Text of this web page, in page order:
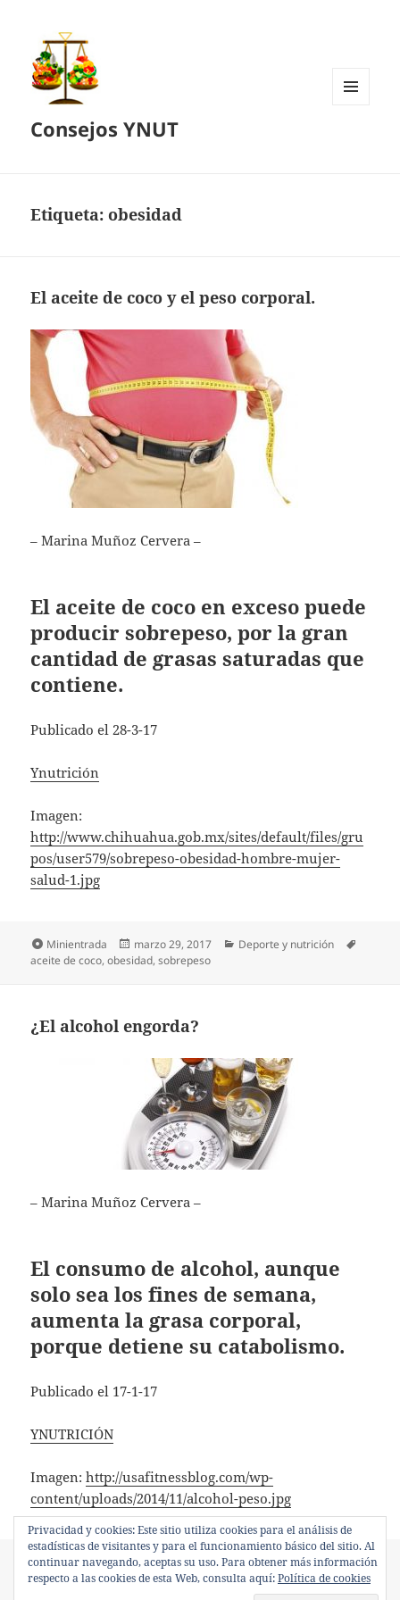
Consejos YNUT
Etiqueta:obesidad
El aceite de coco y el peso corporal.
– Marina Muñoz Cervera –
El aceite de coco en exceso puede
producir sobrepeso, por la gran
cantidad de grasas saturadas que
contiene.
Publicado el 28-3-17
Ynutrición
Imagen:
http://www.chihuahua.gob.mx/sites/default/files/gru
pos/user579/sobrepeso-obesidad-hombre-mujer-
salud-1.jpg
Formato
Minientrada
Publicado
el
marzo 29, 2017 Categorías
Deporte y nutrición
aceite de coco,obesidad,sobrepeso
¿El alcohol engorda?
– Marina Muñoz Cervera –
El consumo de alcohol, aunque
solo sea los fines de semana,
aumenta la grasa corporal,
porque detiene su catabolismo.
Publicado el 17-1-17
YNUTRICIÓN
Imagen:http://usafitnessblog.com/wp-
content/uploads/2014/11/alcohol-peso.jpg
Formato
Minientrada
Publicado
el
enero 17, 2017 Categorías
Alimentación y Nutrición,
Deporte y nutrición
Etiquetas
alcohol,obesidad,sobrepeso
Privacidad y cookies: Este sitio utiliza cookies para el análisis de
estadísticas de visitantes y para el funcionamiento básico del sitio. Al
continuar navegando, aceptas su uso. Para obtener más información
respecto a las cookies de esta Web, consulta aquí:Política de cookies